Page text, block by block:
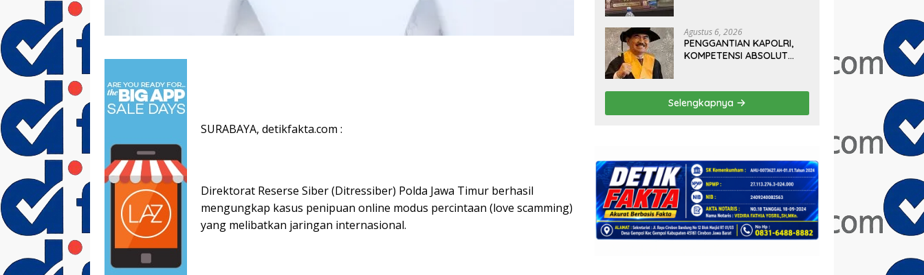
SURABAYA, detikfakta.com :
Direktorat Reserse Siber (Ditressiber) Polda Jawa Timur berhasil
mengungkap kasus penipuan online modus percintaan (love scamming)
yang melibatkan jaringan internasional.
Agustus 6, 2026
PENGGANTIAN KAPOLRI,
KOMPETENSI ABSOLUT
Selengkapnya